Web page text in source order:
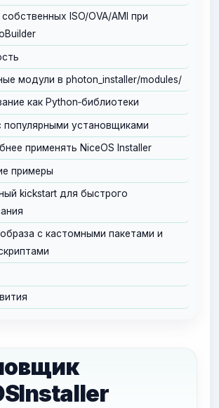
собственных ISO/OVA/AMI при
модули в photon_installer/modules/
как Python‑библиотеки
популярными установщиками
применять NiceOS Installer
примеры
kickstart для быстрого
с кастомными пакетами и